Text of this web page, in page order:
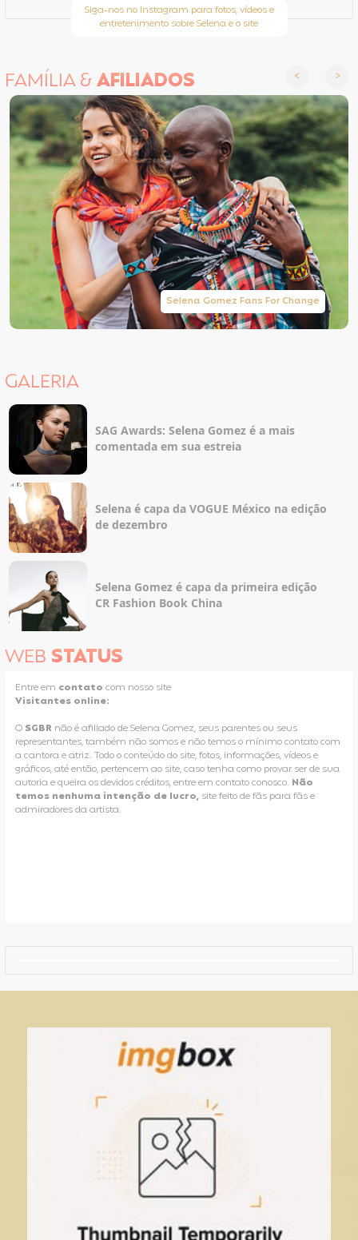
Siga-nos no Instagram para fotos, vídeos e
entretenimento sobre Selena e o site
FAMÍLIA &AFILIADOS
Selena Gomez Fans For Change
GALERIA
SAG Awards: Selena Gomez é a mais
comentada em sua estreia
Selena é capa da VOGUE México na edição
de dezembro
Selena Gomez é capa da primeira edição
CR Fashion Book China
WEB STATUS
Entre em contato com nosso site
Visitantes online:
O SGBR não é afiliado de Selena Gomez, seus parentes ou seus
representantes, também não somos e não temos o mínimo contato com
a cantora e atriz. Todo o conteúdo do site, fotos, informações, vídeos e
gráficos, até então, pertencem ao site, caso tenha como provar ser de sua
autoria e queira os devidos créditos, entre em contato conosco. Não
temos nenhuma intenção de lucro, site feito de fãs para fãs e
admiradores da artista.